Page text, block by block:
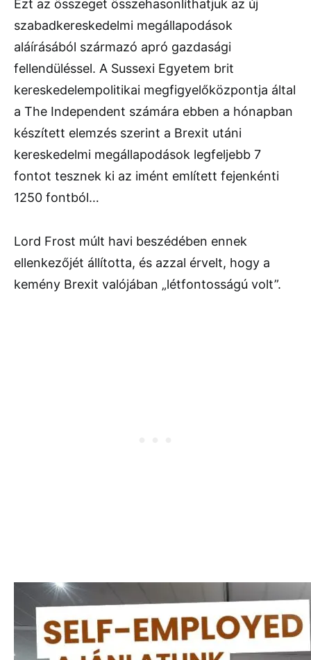
Ezt az összeget összehasonlíthatjuk az új
szabadkereskedelmi megállapodások
aláírásából származó apró gazdasági
fellendüléssel. A Sussexi Egyetem brit
kereskedelempolitikai megfigyelőközpontja által
a The Independent számára ebben a hónapban
készített elemzés szerint a Brexit utáni
kereskedelmi megállapodások legfeljebb 7
fontot tesznek ki az imént említett fejenkénti
1250 fontból…
Lord Frost múlt havi beszédében ennek
ellenkezőjét állította, és azzal érvelt, hogy a
kemény Brexit valójában „létfontosságú volt”.